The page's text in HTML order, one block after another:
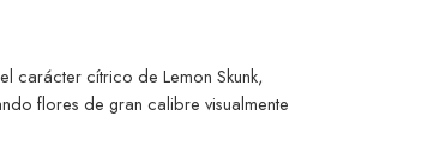
carácter cítrico de Lemon Skunk,
flores de gran calibre visualmente